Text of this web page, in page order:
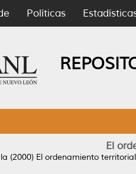
Políticas
El
(2000) El ordenamiento